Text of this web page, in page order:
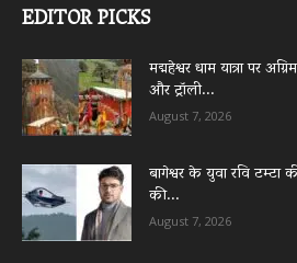
EDITOR PICKS
मद्महेश्वर धाम यात्रा पर
और ट्रॉली...
August 7, 2026
बागेश्वर के युवा रवि टम्टा
की...
August 7, 2026